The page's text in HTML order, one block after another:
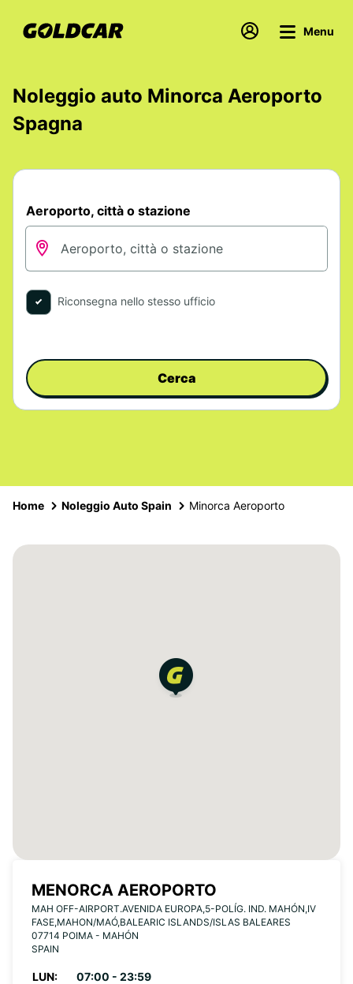
Menu
Noleggio auto Minorca Aeroporto
Spagna
Aeroporto, città o stazione
Riconsegna nello stesso ufficio
Cerca
Home Noleggio Auto Spain Minorca Aeroporto
MENORCA AEROPORTO
MAH OFF-AIRPORT.AVENIDA EUROPA,5-POLÍG. IND. MAHÓN,IV
FASE,MAHON/MAÓ,BALEARIC ISLANDS/ISLAS BALEARES
07714 POIMA - MAHÓN
SPAIN
LUN:
07:00 - 23:59